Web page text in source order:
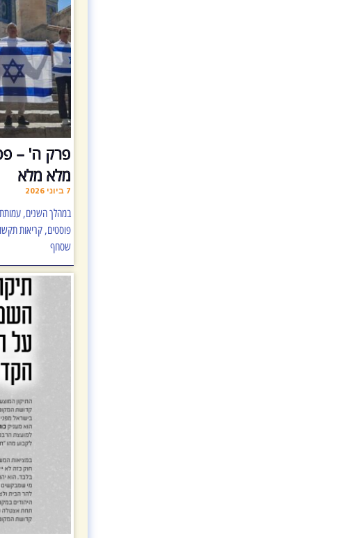
פרק ה' –
מלא מלא
7 ביוני 2026
במהלך השנים,
פוסטים, קריאות
שסחף